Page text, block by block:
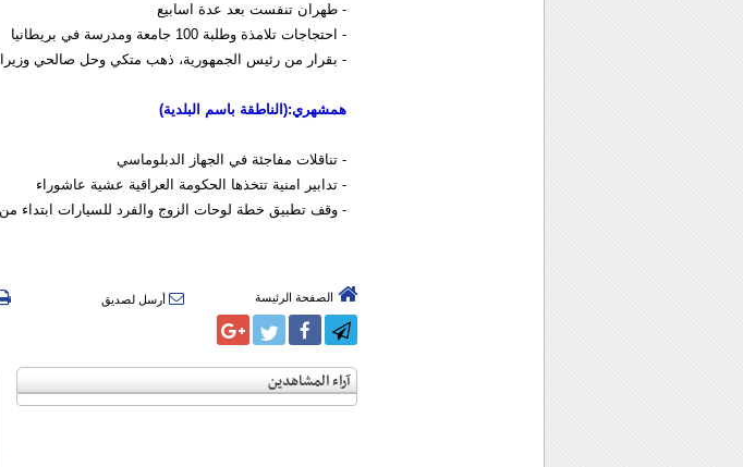
- طهران تنفست بعد عدة اسابيع
- احتجاجات تلامذة وطلبة 100 جامعة ومدرسة في بريطانيا
- بقرار من رئيس الجمهورية، ذهب متكي وحل صالحي وزيرا
همشهري:(الناطقة باسم البلدیة)
- تناقلات مفاجئة في الجهاز الدبلوماسي
- تدابير امنية تتخذها الحكومة العراقية عشية عاشوراء
- وقف تطبيق خطة لوحات الزوج والفرد للسيارات ابتداء
الصفحة الرئيسة أرسل لصديق
آراء المشاهدين